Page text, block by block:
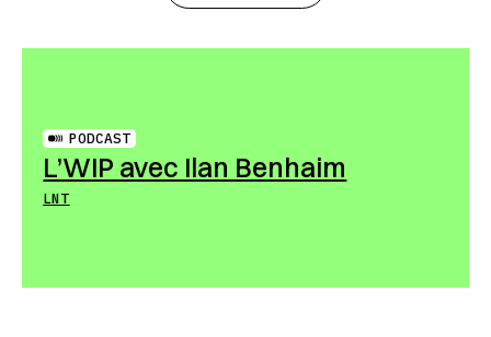
PODCAST
L’WIP avec Ilan Benhaim
LNT